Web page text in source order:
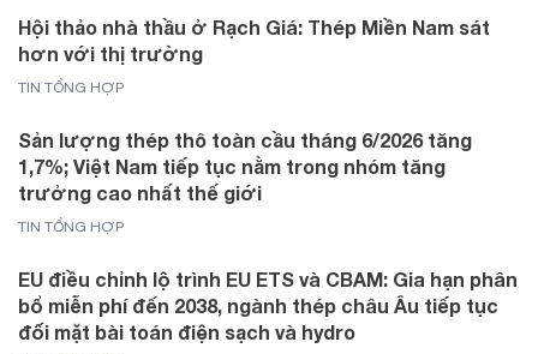
Hội thảo nhà thầu ở Rạch Giá: Thép Miền Nam sát
hơn với thị trường
TIN TỔNG HỢP
Sản lượng thép thô toàn cầu tháng 6/2026 tăng
1,7%; Việt Nam tiếp tục nằm trong nhóm tăng
trưởng cao nhất thế giới
TIN TỔNG HỢP
EU điều chỉnh lộ trình EU ETS và CBAM: Gia hạn phân
bổ miễn phí đến 2038, ngành thép châu Âu tiếp tục
đối mặt bài toán điện sạch và hydro